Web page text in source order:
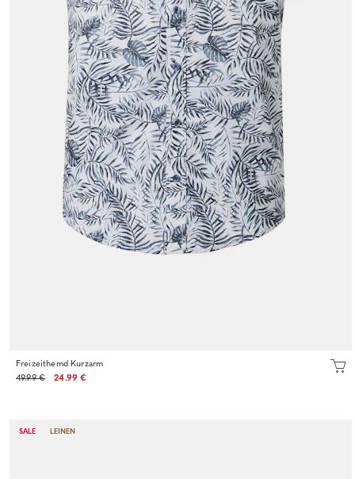
Freizeithemd Kurzarm
49.99 €
24.99 €
SALE LEINEN